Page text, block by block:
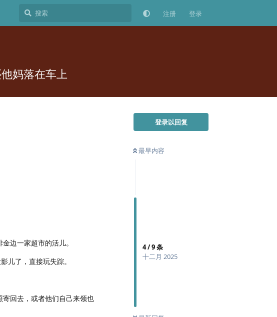
注册 登录
妈落在车上
登录以回复
最早内容
4/9条
十二月 2025
边一家超市的活儿。
儿了，直接玩失踪。
回去，或者他们自己来领也